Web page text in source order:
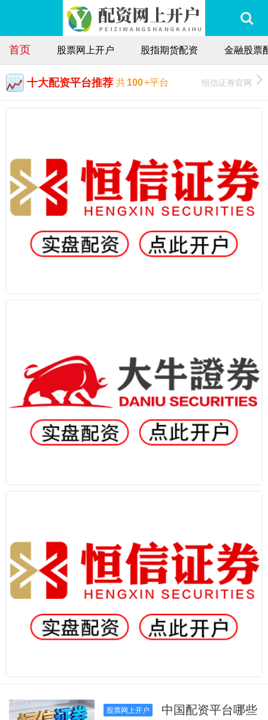
首页 股票网上开户 股指期货配资 金融股票
十大配资平台推荐 共100+平台 恒信证券官网
股票网上开户